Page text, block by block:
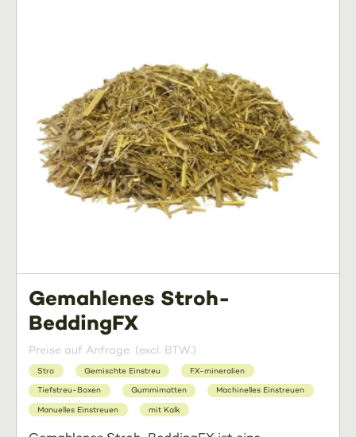
Gemahlenes Stroh-
BeddingFX
Preise auf Anfrage. (excl. BTW.)
Stro Gemischte Einstreu FX-mineralien
Tiefstreu-Boxen Gummimatten Machinelles Einstreuen
Manuelles Einstreuen mit Kalk